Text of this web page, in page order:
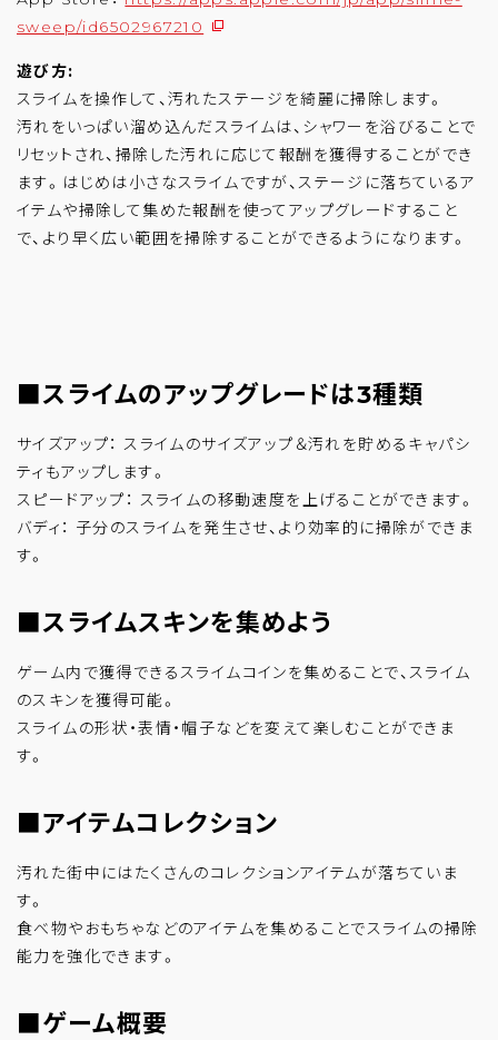
sweep/id6502967210
遊び方:
スライムを操作して、汚れたステージを綺麗に掃除します。
汚れをいっぱい溜め込んだスライムは、シャワーを浴びることで
リセットされ、掃除した汚れに応じて報酬を獲得することができ
ます。はじめは小さなスライムですが、ステージに落ちているア
イテムや掃除して集めた報酬を使ってアップグレードすること
で、より早く広い範囲を掃除することができるようになります。
■スライムのアップグレードは3種類
サイズアップ： スライムのサイズアップ＆汚れを貯めるキャパシ
ティもアップします。
スピードアップ： スライムの移動速度を上げることができます。
バディ： 子分のスライムを発生させ、より効率的に掃除ができま
す。
■スライムスキンを集めよう
ゲーム内で獲得できるスライムコインを集めることで、スライム
のスキンを獲得可能。
スライムの形状・表情・帽子などを変えて楽しむことができま
す。
■アイテムコレクション
汚れた街中にはたくさんのコレクションアイテムが落ちていま
す。
食べ物やおもちゃなどのアイテムを集めることでスライムの掃除
能力を強化できます。
■ゲーム概要